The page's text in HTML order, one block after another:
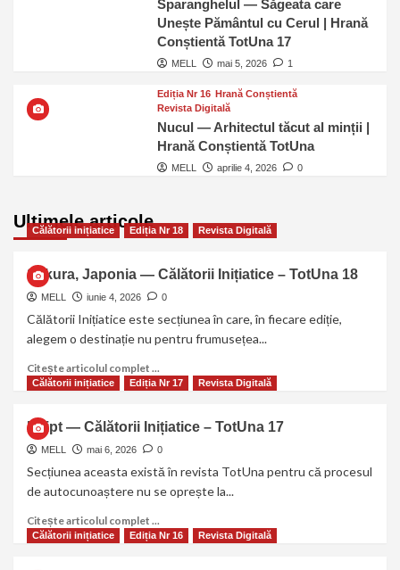
Sparanghelul — Săgeata care
Unește Pământul cu Cerul | Hrană
Conștientă TotUna 17
MELL mai 5, 2026 1
Ediția Nr 16 Hrană Conștientă
Revista Digitală
Nucul — Arhitectul tăcut al minții |
Hrană Conștientă TotUna
MELL aprilie 4, 2026 0
Ultimele articole
Călătorii inițiatice Ediția Nr 18 Revista Digitală
Sakura, Japonia — Călătorii Inițiatice – TotUna 18
MELL iunie 4, 2026 0
Călătorii Inițiatice este secțiunea în care, în fiecare ediție,
alegem o destinație nu pentru frumusețea...
Citește articolul complet ...
Călătorii inițiatice Ediția Nr 17 Revista Digitală
Egipt — Călătorii Inițiatice – TotUna 17
MELL mai 6, 2026 0
Secțiunea aceasta există în revista TotUna pentru că procesul
de autocunoaștere nu se oprește la...
Citește articolul complet ...
Călătorii inițiatice Ediția Nr 16 Revista Digitală